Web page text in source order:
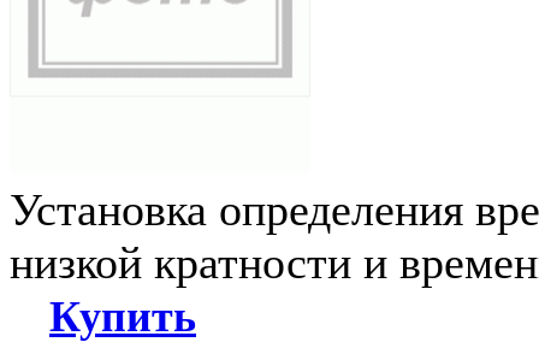
Установка определения
низкой кратности и
Купить